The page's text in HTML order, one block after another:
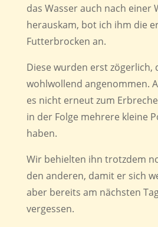
das Wasser auch nach einer
herauskam, bot ich ihm die
Futterbrocken an.
Diese wurden erst zögerlich,
wohlwollend angenommen.
es nicht erneut zum
in der Folge mehrere kleine
haben.
Wir behielten ihn trotzdem
den anderen, damit er sich
aber bereits am nächsten
vergessen.